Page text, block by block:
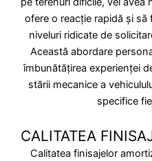
ofere o reacție rapidă și
niveluri ridicate de
Această abordare
îmbunătățirea experienței
stării mecanice a
specifice
CALITATEA
Calitatea finisajelor